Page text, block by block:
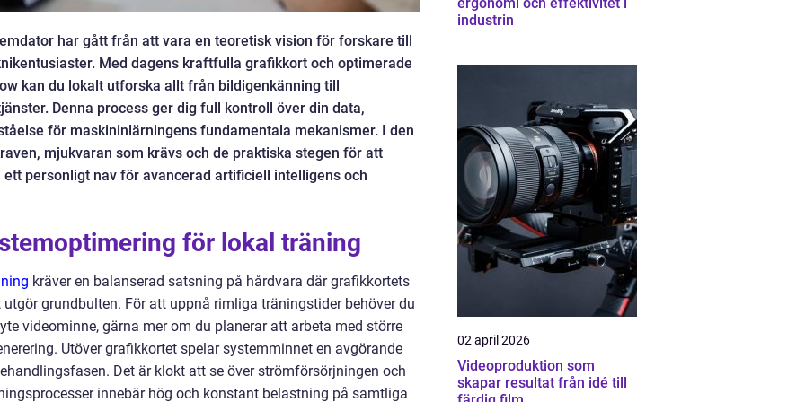
har gått från att vara en teoretisk vision för forskare till
Med dagens kraftfulla grafikkort och optimerade
kan du lokalt utforska allt från bildigenkänning till
Denna process ger dig full kontroll över din data,
för maskininlärningens fundamentala mekanismer. I den
mjukvaran som krävs och de praktiska stegen för att
personligt nav för avancerad artificiell intelligens och
för lokal träning
kräver en balanserad satsning på hårdvara där grafikkortets
grundbulten. För att uppnå rimliga träningstider behöver du
videominne, gärna mer om du planerar att arbeta med större
Utöver grafikkortet spelar systemminnet en avgörande
Det är klokt att se över strömförsörjningen och
innebär hög och konstant belastning på samtliga
industrin
02 april 2026
Videoproduktion som
skapar resultat från idé till